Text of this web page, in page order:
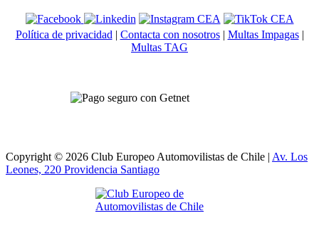
Política de privacidad | Contacta con nosotros| Multas Impagas|
Multas TAG
Copyright © 2026 Club Europeo Automovilistas de Chile | Av. Los
Leones, 220 Providencia Santiago